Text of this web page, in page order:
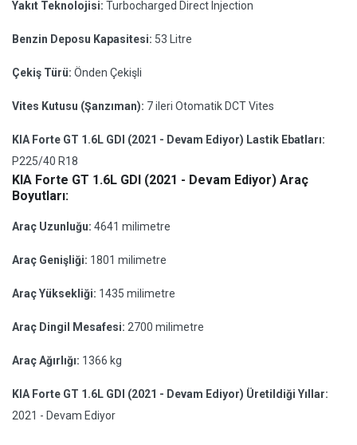
Yakıt Teknolojisi: Turbocharged Direct Injection
Benzin Deposu Kapasitesi: 53 Litre
Çekiş Türü: Önden Çekişli
Vites Kutusu (Şanzıman): 7 ileri Otomatik DCT Vites
KIA Forte GT 1.6L GDI (2021 - Devam Ediyor) Lastik Ebatları:
P225/40 R18
KIA Forte GT 1.6L GDI (2021 - Devam Ediyor) Araç
Boyutları:
Araç Uzunluğu: 4641 milimetre
Araç Genişliği: 1801 milimetre
Araç Yüksekliği: 1435 milimetre
Araç Dingil Mesafesi: 2700 milimetre
Araç Ağırlığı: 1366 kg
KIA Forte GT 1.6L GDI (2021 - Devam Ediyor) Üretildiği Yıllar:
2021 - Devam Ediyor